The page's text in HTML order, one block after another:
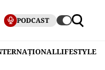
PODCAST
LIFESTYLE